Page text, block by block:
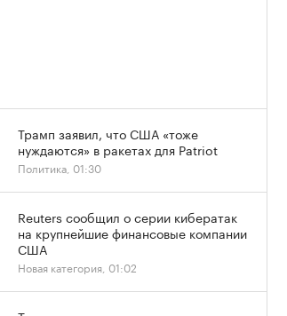
Трамп заявил, что США «тоже
нуждаются» в ракетах для Patriot
Политика, 01:30
Reuters сообщил о серии кибератак
на крупнейшие финансовые компании
США
Новая категория, 01:02